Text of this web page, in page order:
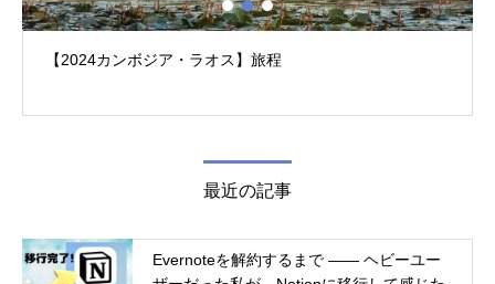
【2024カンボジア・ラオス】旅程
最近の記事
Evernoteを解約するまで ―― ヘビーユー